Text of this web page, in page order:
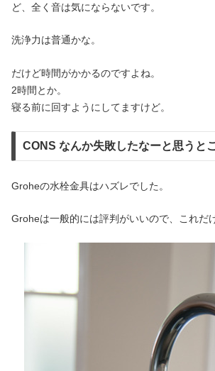
ど、全く音は気にならないです。
洗浄力は普通かな。
だけど時間がかかるのですよね。
2時間とか。
寝る前に回すようにしてますけど。
CONS なんか失敗したなーと思うと
Groheの水栓金具はハズレでした。
Groheは一般的には評判がいいので、これだ